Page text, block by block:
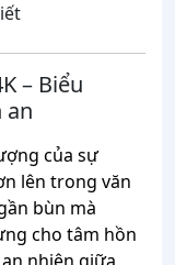
– Biểu
an
của sự
lên trong văn
bùn mà
cho tâm hồn